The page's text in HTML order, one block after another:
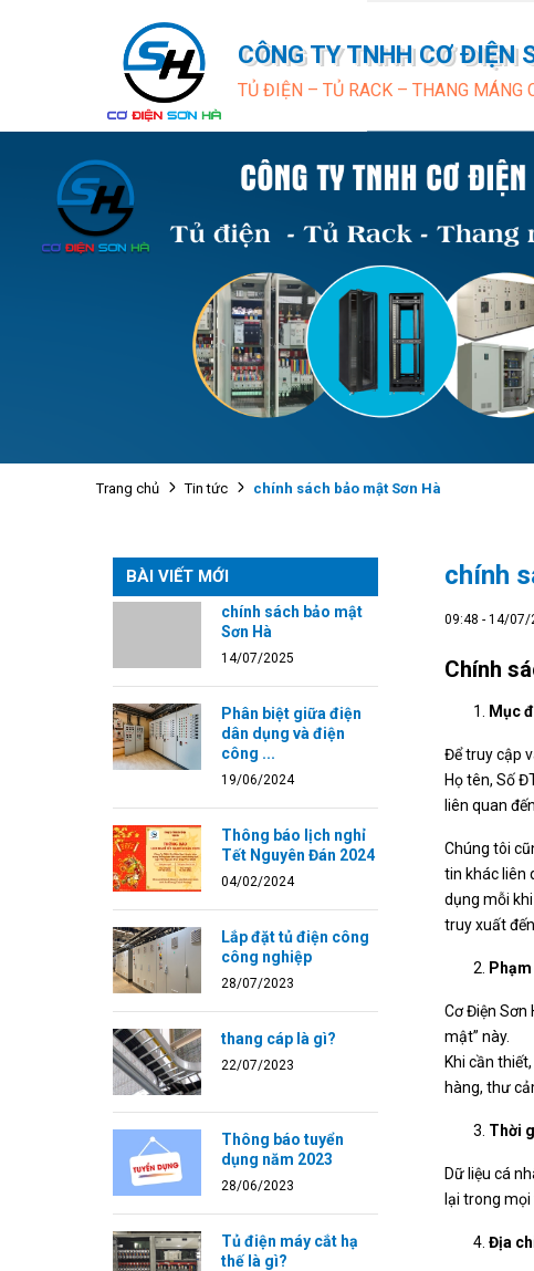
CÔNG TY TNHH CƠ ĐIỆN
TỦ ĐIỆN – TỦ RACK – THANG MÁNG
Trang chủ Tin tức chính sách bảo mật Sơn Hà
BÀI VIẾT MỚI
chính sách bảo mật
Sơn Hà
14/07/2025
Phân biệt giữa điện
dân dụng và điện
công ...
19/06/2024
Thông báo lịch nghỉ
Tết Nguyên Đán 2024
04/02/2024
Lắp đặt tủ điện công
công nghiệp
28/07/2023
thang cáp là gì?
22/07/2023
Thông báo tuyển
dụng năm 2023
28/06/2023
Tủ điện máy cắt hạ
thế là gì?
chính
09:48 - 14/07/
Chính
Mục
Để truy cập
Họ tên, Số
liên quan
Chúng tôi
tin khác liên
dụng mỗi
truy xuất đến.
Cơ Điện Sơn
mật” này.
Khi cần
hàng, thư
Thời
Dữ liệu cá
lại trong
Địa